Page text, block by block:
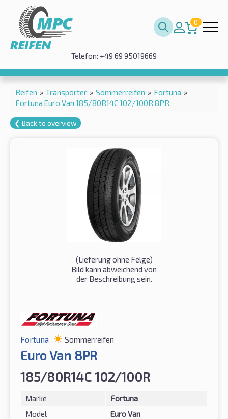
0
Telefon: +49 69 95019669
Reifen » Transporter » Sommerreifen » Fortuna »
Fortuna Euro Van 185/80R14C 102/100R 8PR
❮ Back to overview
(Lieferung ohne Felge)
Bild kann abweichend von
der Beschreibung sein.
Fortuna Sommerreifen
Euro Van 8PR
185/80R14C 102/100R
Marke
Fortuna
Model
Euro Van